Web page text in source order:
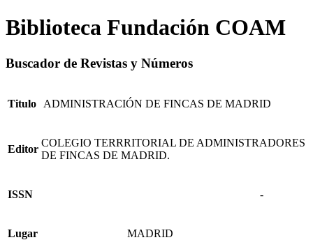
Biblioteca Fundación COAM
Buscador de Revistas y Números
Titulo ADMINISTRACIÓN DE FINCAS DE MADRID
Editor
COLEGIO TERRRITORIAL DE ADMINISTRADORES
DE FINCAS DE MADRID.
ISSN -
Lugar MADRID